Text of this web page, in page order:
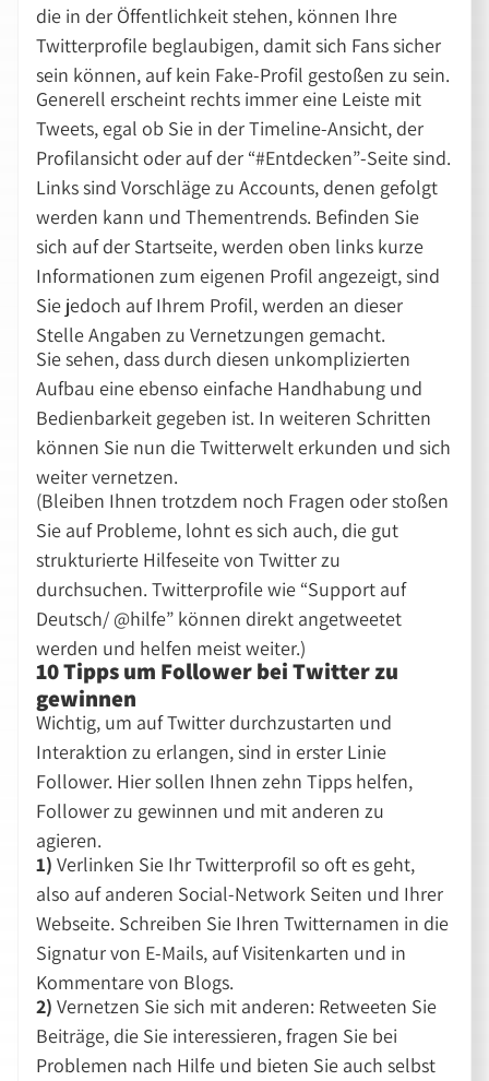
die in der Öffentlichkeit stehen, können Ihre
Twitterprofile beglaubigen, damit sich Fans sicher
sein können, auf kein Fake-Profil gestoßen zu sein.
Generell erscheint rechts immer eine Leiste mit
Tweets, egal ob Sie in der Timeline-Ansicht, der
Profilansicht oder auf der “#Entdecken”-Seite sind.
Links sind Vorschläge zu Accounts, denen gefolgt
werden kann und Thementrends. Befinden Sie
sich auf der Startseite, werden oben links kurze
Informationen zum eigenen Profil angezeigt, sind
Sie jedoch auf Ihrem Profil, werden an dieser
Stelle Angaben zu Vernetzungen gemacht.
Sie sehen, dass durch diesen unkomplizierten
Aufbau eine ebenso einfache Handhabung und
Bedienbarkeit gegeben ist. In weiteren Schritten
können Sie nun die Twitterwelt erkunden und sich
weiter vernetzen.
(Bleiben Ihnen trotzdem noch Fragen oder stoßen
Sie auf Probleme, lohnt es sich auch, die gut
strukturierte Hilfeseite von Twitter zu
durchsuchen. Twitterprofile wie “Support auf
Deutsch/ @hilfe” können direkt angetweetet
werden und helfen meist weiter.)
10 Tipps um Follower bei Twitter zu
gewinnen
Wichtig, um auf Twitter durchzustarten und
Interaktion zu erlangen, sind in erster Linie
Follower. Hier sollen Ihnen zehn Tipps helfen,
Follower zu gewinnen und mit anderen zu
agieren.
1) Verlinken Sie Ihr Twitterprofil so oft es geht,
also auf anderen Social-Network Seiten und Ihrer
Webseite. Schreiben Sie Ihren Twitternamen in die
Signatur von E-Mails, auf Visitenkarten und in
Kommentare von Blogs.
2) Vernetzen Sie sich mit anderen: Retweeten Sie
Beiträge, die Sie interessieren, fragen Sie bei
Problemen nach Hilfe und bieten Sie auch selbst